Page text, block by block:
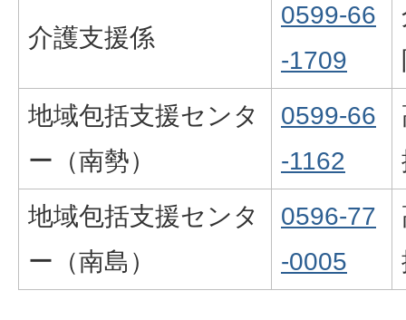
介護支援係
0599-66
-1709
地域包括支援センタ
ー（南勢）
0599-66
-1162
地域包括支援センタ
ー（南島）
0596-77
-0005